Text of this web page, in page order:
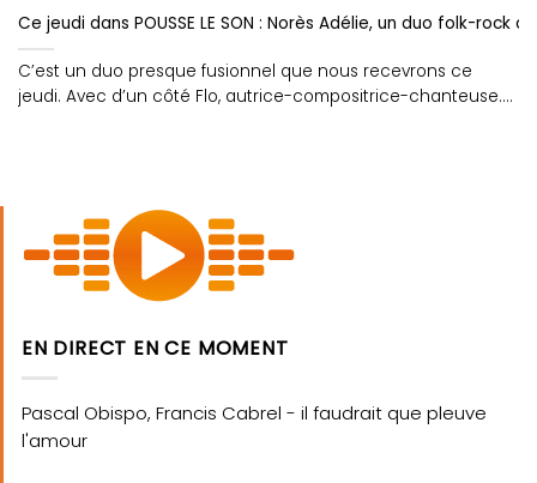
Ce jeudi dans POUSSE LE SON : Norès Adélie, un duo folk-rock
C’est un duo presque fusionnel que nous recevrons ce
jeudi. Avec d’un côté Flo, autrice-compositrice-chanteuse....
EN DIRECT EN CE MOMENT